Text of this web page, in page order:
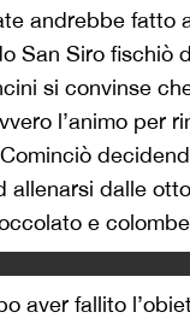
andrebbe fatto
San Siro fischiò
si convinse
l’animo per
allenarsi dalle
e
aver fallito